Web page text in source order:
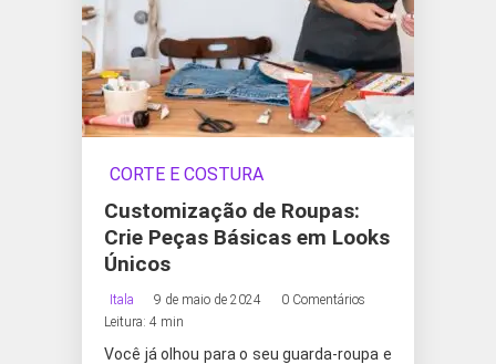
CORTE E COSTURA
Customização de Roupas:
Crie Peças Básicas em Looks
Únicos
Itala 9 de maio de 2024
0 Comentários
Leitura: 4 min
Você já olhou para o seu guarda-roupa e